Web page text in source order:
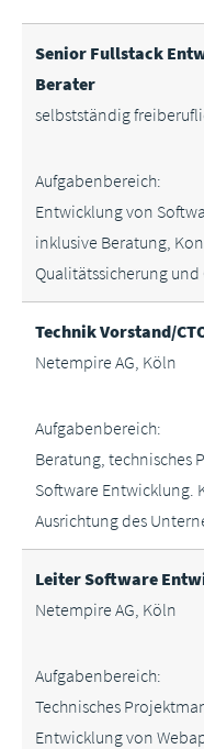
Senior Fullstack
Berater
selbstständig
Aufgabenbereich:
Entwicklung von
inklusive Beratung,
Qualitätssicherung
Technik Vorstand/
Netempire AG, Köln
Aufgabenbereich:
Beratung, technisches
Software Entwicklung.
Ausrichtung des
Leiter Software
Netempire AG, Köln
Aufgabenbereich:
Technisches
Entwicklung von